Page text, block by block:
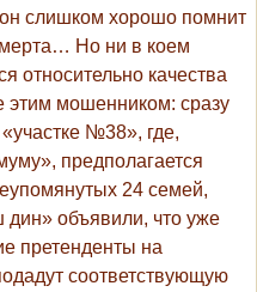
слишком хорошо помнит
Но ни в коем
относительно качества
этим мошенником: сразу
№38», где,
предполагается
24 семей,
объявили, что уже
претенденты на
соответствующую